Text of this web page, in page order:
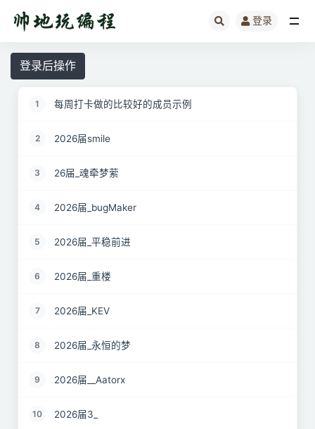
登录
登录后操作
1 每周打卡做的比较好的成员示例
2 2026届smile
3 26届_魂牵梦萦
4 2026届_bugMaker
5 2026届_平稳前进
6 2026届_重楼
7 2026届_KEV
8 2026届_永恒的梦
9 2026届__Aatorx
10 2026届3_